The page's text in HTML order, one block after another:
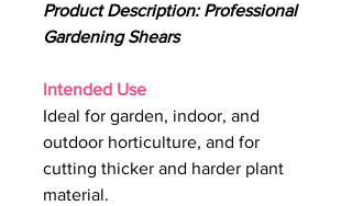
Product Description: Professional
Gardening Shears
Intended Use
Ideal for garden, indoor, and
outdoor horticulture, and for
cutting thicker and harder plant
material.